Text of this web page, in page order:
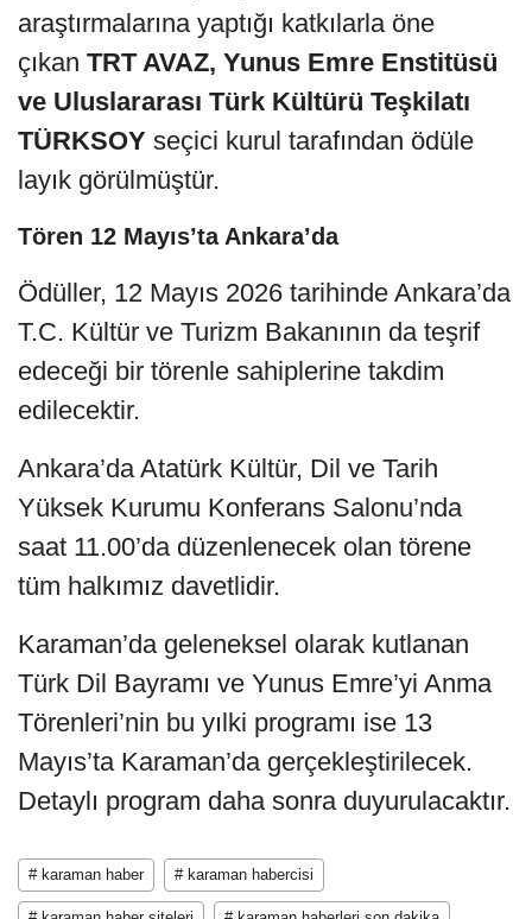
araştırmalarına yaptığı katkılarla öne
çıkan TRT AVAZ, Yunus Emre Enstitüsü
ve Uluslararası Türk Kültürü Teşkilatı
TÜRKSOY seçici kurul tarafından ödüle
layık görülmüştür.
Tören 12 Mayıs’ta Ankara’da
Ödüller, 12 Mayıs 2026 tarihinde Ankara’da
T.C. Kültür ve Turizm Bakanının da teşrif
edeceği bir törenle sahiplerine takdim
edilecektir.
Ankara’da Atatürk Kültür, Dil ve Tarih
Yüksek Kurumu Konferans Salonu’nda
saat 11.00’da düzenlenecek olan törene
tüm halkımız davetlidir.
Karaman’da geleneksel olarak kutlanan
Türk Dil Bayramı ve Yunus Emre’yi Anma
Törenleri’nin bu yılki programı ise 13
Mayıs’ta Karaman’da gerçekleştirilecek.
Detaylı program daha sonra duyurulacaktır.
# karaman haber # karaman habercisi